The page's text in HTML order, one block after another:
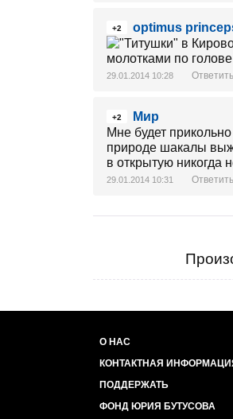
+2 optimus
29.01.2014 10:28 Ответить
+2
Мир
Мне будет
природе шакалы
в открытую никогда
29.01.2014 10:31 Ответить
О НАС
КОНТАКТНАЯ
ПОДДЕРЖАТЬ
ФОНД ЮРИЯ БУТУСОВА